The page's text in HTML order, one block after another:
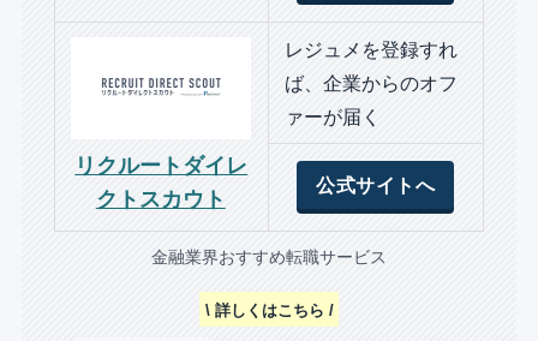
リクルートダイレ
クトスカウト
レジュメを登録すれ
ば、企業からのオフ
ァーが届く
公式サイトへ
金融業界おすすめ転職サービス
\ 詳しくはこちら /